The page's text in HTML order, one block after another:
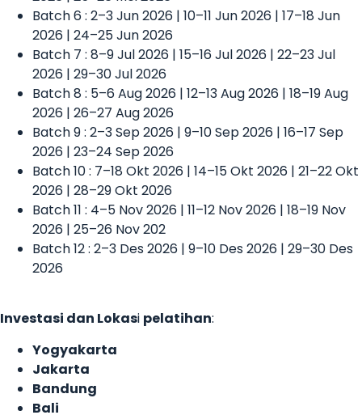
Batch 6 : 2–3 Jun 2026 | 10–11 Jun 2026 | 17–18 Jun
2026 | 24–25 Jun 2026
Batch 7 : 8–9 Jul 2026 | 15–16 Jul 2026 | 22–23 Jul
2026 | 29–30 Jul 2026
Batch 8 : 5–6 Aug 2026 | 12–13 Aug 2026 | 18–19 Aug
2026 | 26–27 Aug 2026
Batch 9 : 2–3 Sep 2026 | 9–10 Sep 2026 | 16–17 Sep
2026 | 23–24 Sep 2026
Batch 10 : 7–18 Okt 2026 | 14–15 Okt 2026 | 21–22 Okt
2026 | 28–29 Okt 2026
Batch 11 : 4–5 Nov 2026 | 11–12 Nov 2026 | 18–19 Nov
2026 | 25–26 Nov 202
Batch 12 : 2–3 Des 2026 | 9–10 Des 2026 | 29–30 Des
2026
Investasi dan Lokasi pelatihan:
Yogyakarta
Jakarta
Bandung
Bali